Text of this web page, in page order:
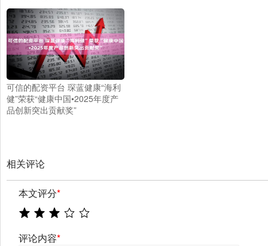
可信的配资平台 琛蓝健康“海利
健”荣获“健康中国•2025年度产
品创新突出贡献奖”
相关评论
本文评分*
评论内容*